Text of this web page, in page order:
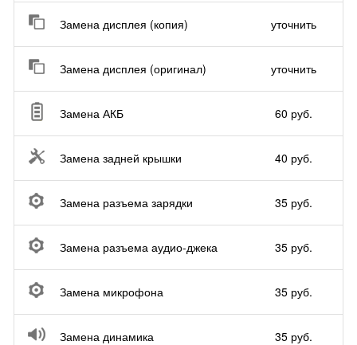
Замена дисплея (копия) уточнить
Замена дисплея (оригинал) уточнить
Замена АКБ 60 руб.
Замена задней крышки 40 руб.
Замена разъема зарядки 35 руб.
Замена разъема аудио-джека 35 руб.
Замена микрофона 35 руб.
Замена динамика 35 руб.